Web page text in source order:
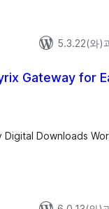
5.3.22(와)
Gateway for
Downloads